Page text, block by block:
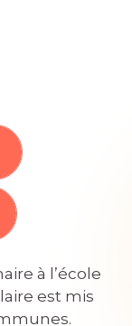
à l’école
est mis